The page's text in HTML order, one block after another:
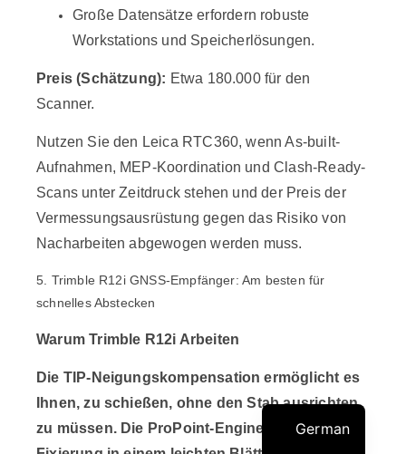
Große Datensätze erfordern robuste
Workstations und Speicherlösungen.
Preis (Schätzung): Etwa 180.000 für den
Scanner.
Nutzen Sie den Leica RTC360, wenn As-built-
Aufnahmen, MEP-Koordination und Clash-Ready-
Scans unter Zeitdruck stehen und der Preis der
Vermessungsausrüstung gegen das Risiko von
Nacharbeiten abgewogen werden muss.
5. Trimble R12i GNSS-Empfänger: Am besten für
schnelles Abstecken
WarumTrimble R12i Arbeiten
Die TIP-Neigungskompensation ermöglicht es
Ihnen, zu schießen, ohne den Stab ausrichten
zu müssen. Die ProPoint-Engine hilft, dieGerman